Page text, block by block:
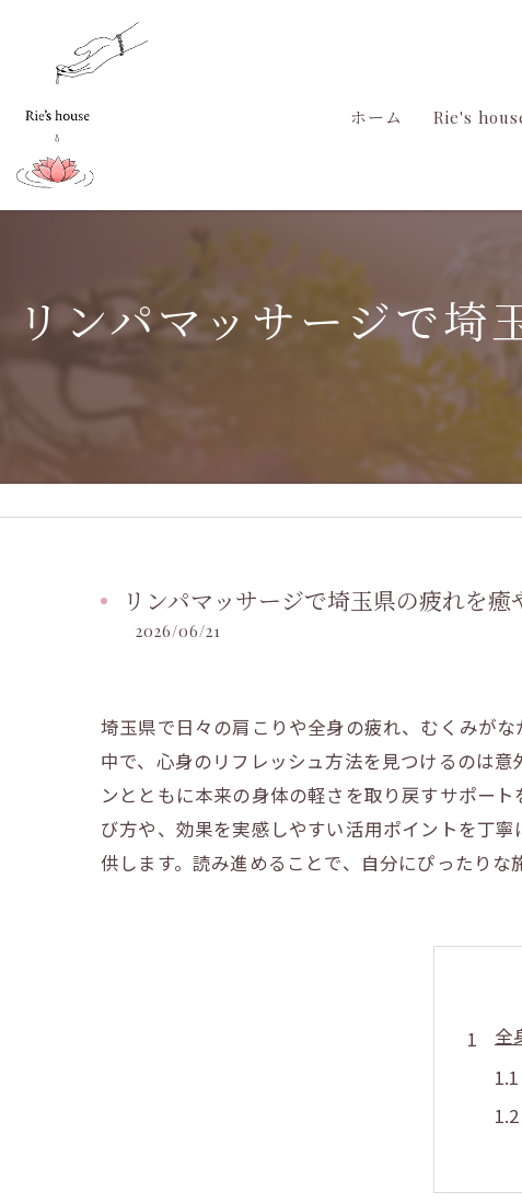
ホーム Rie's
リンパマッサージで
リンパマッサージで埼玉県の疲れを
2026/06/21
埼玉県で日々の肩こりや全身の疲れ、むくみが
中で、心身のリフレッシュ方法を見つけるのは
ンとともに本来の身体の軽さを取り戻すサポー
び方や、効果を実感しやすい活用ポイントを丁
供します。読み進めることで、自分にぴったり
全